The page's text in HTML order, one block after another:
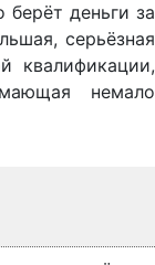
деньги за
серьёзная
квалификации,
немало